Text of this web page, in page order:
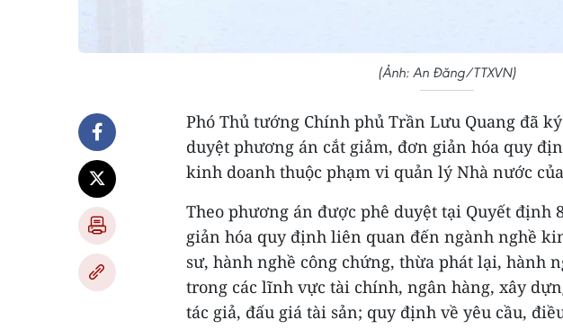
(Ảnh: An Đăng/TTXVN)
Phó Thủ tướng Chính phủ Trần Lưu Quang đã
duyệt phương án cắt giảm, đơn giản hóa quy
kinh doanh thuộc phạm vi quản lý Nhà nước
Theo phương án được phê duyệt tại Quyết định
giản hóa quy định liên quan đến ngành nghề
sư, hành nghề công chứng, thừa phát lại, hành
trong các lĩnh vực tài chính, ngân hàng, xây
tác giả, đấu giá tài sản; quy định về yêu cầu,